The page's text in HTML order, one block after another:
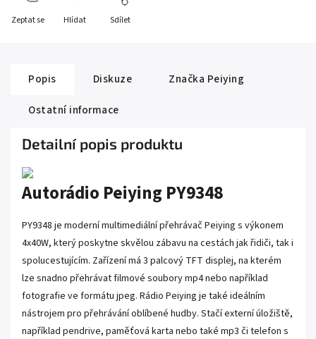
Zeptat se Hlídat Sdílet
Popis Diskuze Značka Peiying
Ostatní informace
Detailní popis produktu
Autorádio Peiying PY9348
PY9348 je moderní multimediální přehrávač Peiying s výkonem
4x40W, který poskytne skvělou zábavu na cestách jak řidiči, tak i
spolucestujícím. Zařízení má 3 palcový TFT displej, na kterém
lze snadno přehrávat filmové soubory mp4 nebo například
fotografie ve formátu jpeg. Rádio Peiying je také ideálním
nástrojem pro přehrávání oblíbené hudby. Stačí externí úložiště,
například pendrive, paměťová karta nebo také mp3 či telefon s